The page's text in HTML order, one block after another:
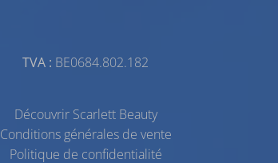
TVA : BE0684.802.182
Découvrir Scarlett Beauty
Conditions générales de vente
Politique de confidentialité